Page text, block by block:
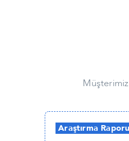
Araştırma Raporu